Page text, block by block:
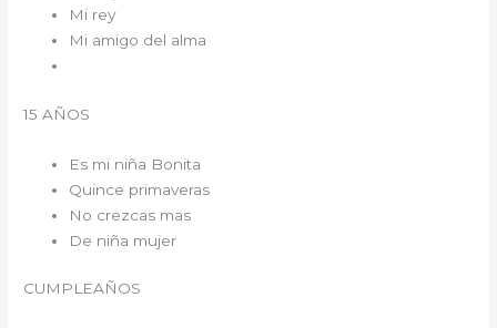
Mi rey
Mi amigo del alma
15 AÑOS
Es mi niña Bonita
Quince primaveras
No crezcas mas
De niña mujer
CUMPLEAÑOS